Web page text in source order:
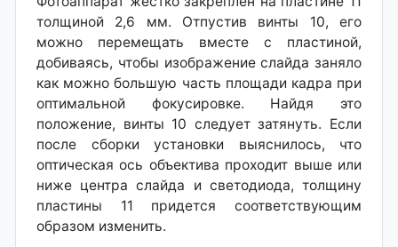
толщиной 2,6 мм. Отпустив винты 10, его
можно перемещать вместе с пластиной,
добиваясь, чтобы изображение слайда заняло
как можно большую часть площади кадра при
оптимальной фокусировке. Найдя это
положение, винты 10 следует затянуть. Если
после сборки установки выяснилось, что
оптическая ось объектива проходит выше или
ниже центра слайда и светодиода, толщину
пластины 11 придется соответствующим
образом изменить.